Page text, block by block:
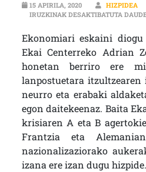
15 APIRILA, 2020 HIZPIDEA
IRUZKINAK DESAKTIBATUTA
Ekonomiari eskaini diogu
Ekai Centerreko Adrian
honetan berriro ere
lanpostuetara
neurro eta erabaki
egon daitekeenaz. Baita
krisiaren A eta B
Frantzia eta
nazionalizaziorako
izana ere izan dugu hizpide.